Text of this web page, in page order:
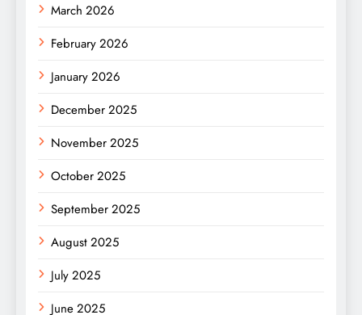
March 2026
February 2026
January 2026
December 2025
November 2025
October 2025
September 2025
August 2025
July 2025
June 2025